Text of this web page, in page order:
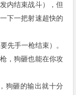
内结束战斗），但
下一把射速超快的
先手一枪结束）。
，狗砸也能在你攻
狗砸的输出就十分